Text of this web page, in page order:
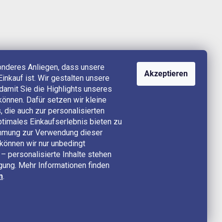
Anliegen, dass unsere
ist. Wir gestalten unsere
Sie die Highlights unseres
Dafür setzen wir kleine
die auch zur personalisierten
Einkaufserlebnis bieten zu
zur Verwendung dieser
wir nur unbedingt
personalisierte Inhalte stehen
Mehr Informationen finden
.
Akzeptieren